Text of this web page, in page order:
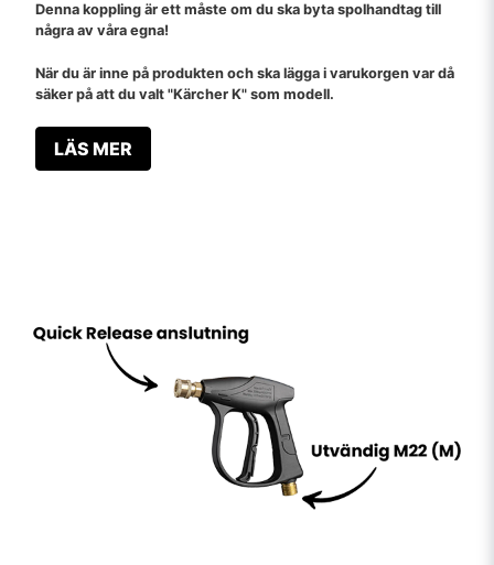
Denna koppling är ett måste om du ska byta spolhandtag till
några av våra egna!
När du är inne på produkten och ska lägga i varukorgen var då
säker på att du valt "Kärcher K" som modell.
LÄS MER